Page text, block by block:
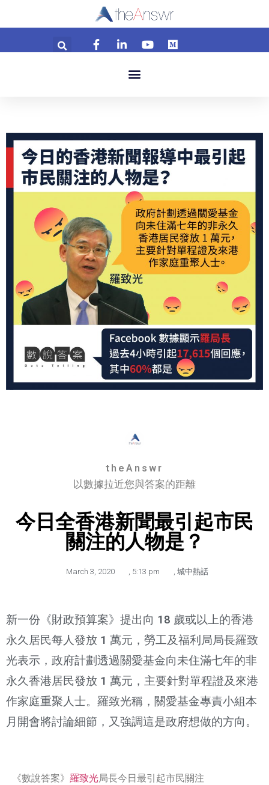
theAnswr
以數據拉近您與答案的距離
今日全香港新聞最引起市民
關注的人物是？
March 3, 2020 , 5:13 pm , 城中熱話
新一份《財政預算案》提出向 18 歲或以上的香港
永久居民每人發放 1 萬元，勞工及福利局局長羅致
光表示，政府計劃透過關愛基金向未住滿七年的非
永久香港居民發放 1 萬元，主要針對單程證及來港
作家庭重聚人士。羅致光稱，關愛基金專責小組本
月開會將討論細節，又強調這是政府想做的方向。
《數說答案》 羅致光局長今日最引起市民關注